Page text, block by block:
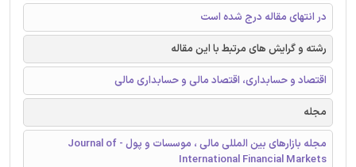
در انتهای مقاله درج شده است
رشته و گرایش های مرتبط با این مقاله
اقتصاد و حسابداری، اقتصاد مالی و حسابداری مالی
مجله
مجله بازارهای بین المللی مالی ، موسسات و پول - Journal of
International Financial Markets